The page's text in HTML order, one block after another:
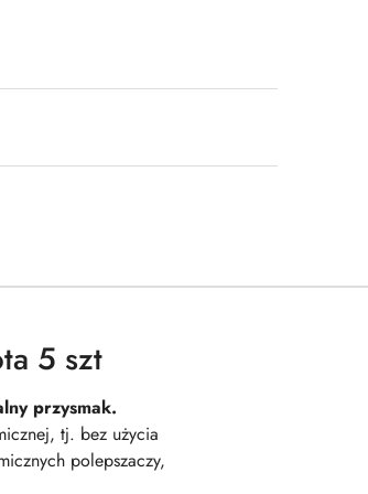
5 szt
przysmak.
tj. bez użycia
polepszaczy,